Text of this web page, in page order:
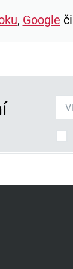
, Google či